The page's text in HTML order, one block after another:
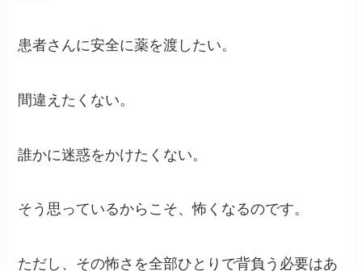
患者さんに安全に薬を渡したい。
間違えたくない。
誰かに迷惑をかけたくない。
そう思っているからこそ、怖くなるのです。
ただし、その怖さを全部ひとりで背負う必要はあ